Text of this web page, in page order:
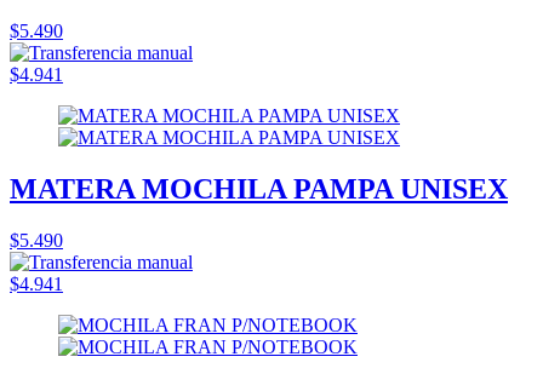
$5.490
$4.941
MATERA MOCHILA PAMPA UNISEX
$5.490
$4.941